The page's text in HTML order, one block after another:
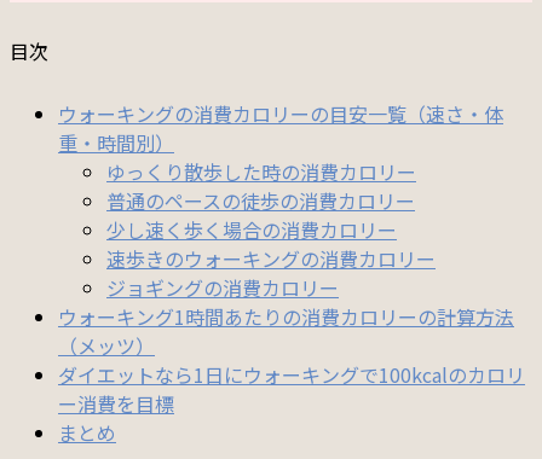
目次
ウォーキングの消費カロリーの目安一覧（速さ・体
重・時間別）
ゆっくり散歩した時の消費カロリー
普通のペースの徒歩の消費カロリー
少し速く歩く場合の消費カロリー
速歩きのウォーキングの消費カロリー
ジョギングの消費カロリー
ウォーキング1時間あたりの消費カロリーの計算方法
（メッツ）
ダイエットなら1日にウォーキングで100kcalのカロリ
ー消費を目標
まとめ